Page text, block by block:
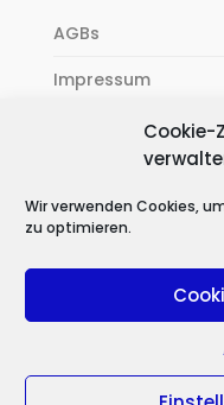
Cookie-
Wir verwenden Cookies,
zu optimieren.
AGBs
Impressum
Zahlung & Versand